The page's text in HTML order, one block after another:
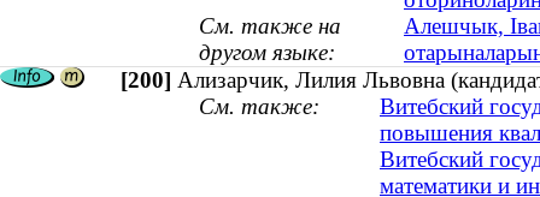
См. также на
другом языке:
Алешчык,
[200] Ализарчик, Лилия Львовна
См. также:
Витебский
повышения
Витебский
математики и